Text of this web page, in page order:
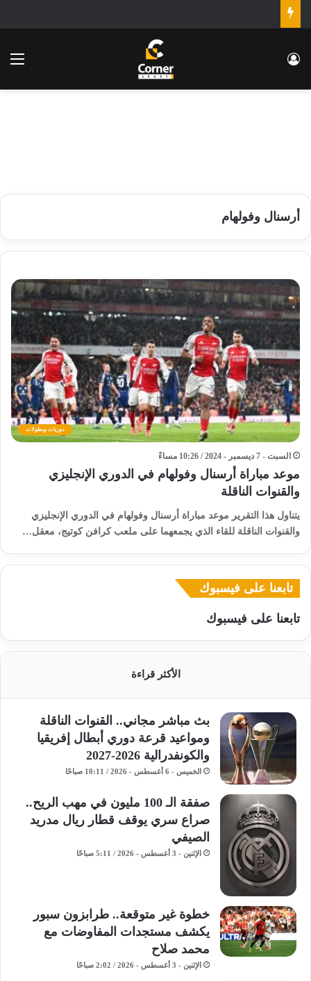
تسجيل الدخول
أرسنال وفولهام
دوريات وبطولات
السبت - 7 ديسمبر - 2024 / 10:26 مساءً
موعد مباراة أرسنال وفولهام في الدوري الإنجليزي
والقنوات الناقلة
يتناول هذا التقرير موعد مباراة أرسنال وفولهام في الدوري الإنجليزي
والقنوات الناقلة للقاء الذي يجمعهما على ملعب كرافن كوتيج، معقل…
تابعنا على فيسبوك
تابعنا على فيسبوك
الأكثر قراءة
بث مباشر مجاني.. القنوات الناقلة
ومواعيد قرعة دوري أبطال إفريقيا
والكونفدرالية 2026-2027
الخميس - 6 أغسطس - 2026 / 10:11 صباحًا
صفقة الـ 100 مليون في مهب الريح..
صراع سري يوقف قطار ريال مدريد
الصيفي
الإثنين - 3 أغسطس - 2026 / 5:11 صباحًا
خطوة غير متوقعة.. طرابزون سبور
يكشف مستجدات المفاوضات مع
محمد صلاح
الإثنين - 3 أغسطس - 2026 / 2:02 صباحًا